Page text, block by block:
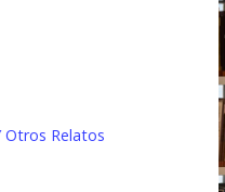
Otros Relatos